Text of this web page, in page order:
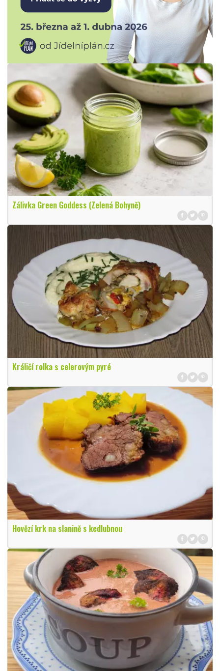
Zálivka Green Goddess (Zelená Bohyně)
Králičí rolka s celerovým pyré
Hovězí krk na slanině s kedlubnou